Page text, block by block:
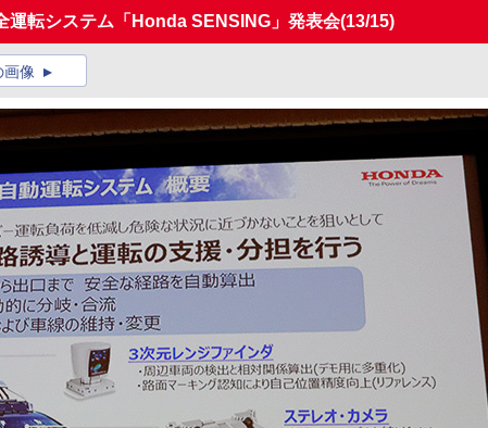
運転システム「Honda SENSING」発表会(13/15)
画像